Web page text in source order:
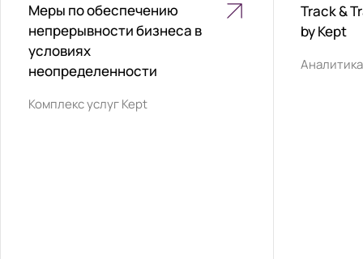
Меры по обеспечению
непрерывности бизнеса в
условиях
неопределенности
Комплекс услуг Kept
Track &
by Kept